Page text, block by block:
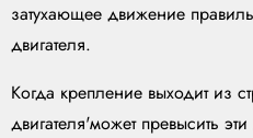
затухающее движение
двигателя.
Когда крепление выходит из
двигателя'может превысить